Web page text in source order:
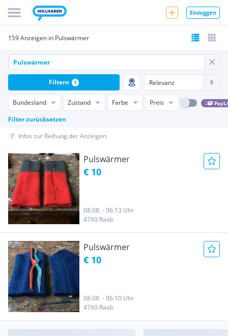
Einloggen
159 Anzeigen in Pulswärmer
Bundesland Zustand Farbe Preis
Filter zurücksetzen
Filtern 1
Infos zur Reihung der Anzeigen
Pulswärmer
€ 10
08.08. - 06:13 Uhr
4760 Raab
Pulswärmer
€ 10
08.08. - 06:10 Uhr
4760 Raab